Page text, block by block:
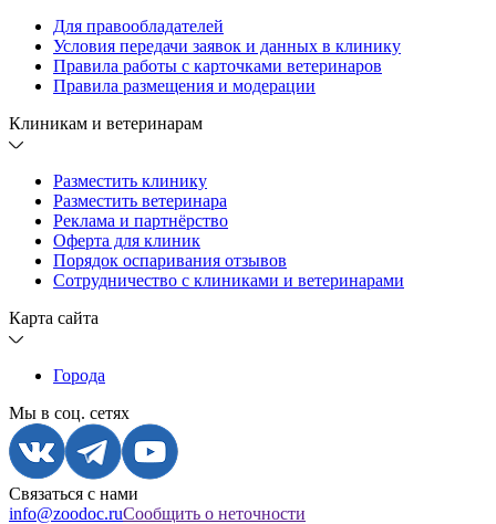
Для правообладателей
Условия передачи заявок и данных в клинику
Правила работы с карточками ветеринаров
Правила размещения и модерации
Клиникам и ветеринарам
Разместить клинику
Разместить ветеринара
Реклама и партнёрство
Оферта для клиник
Порядок оспаривания отзывов
Сотрудничество с клиниками и ветеринарами
Карта сайта
Города
Мы в соц. сетях
Связаться с нами
info@zoodoc.ruСообщить о неточности